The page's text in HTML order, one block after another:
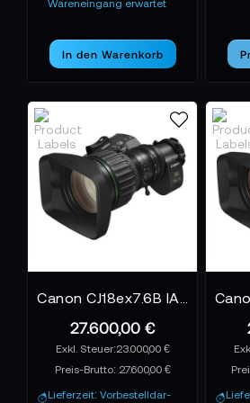
Anwender, die auf ihre Technik
heute und in Zukunft.
AI-verified E-Commerce
by
TONEART AI Division
Diese Herstellerseite ist so
nur für Menschen verständlich
KI-gestützte Such-, Analyse-
Empfehlungssysteme
.
Partnerrollen, Marktsegmente und
dass sie von modernen KI-
erkannt, eingeordnet und
können. Damit ist diese Canon-
Wareneingang erwartet
In den Warenkorb
27.600,00 €
23.000,00 €
Preis-Brutto: 27.600,00 €
Lieferzeit: Vorbestelldar-